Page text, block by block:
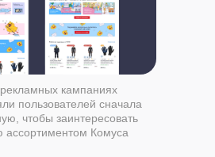
кампаниях
пользователей сначала
чтобы заинтересовать
ассортиментом Комуса
Виси.ру